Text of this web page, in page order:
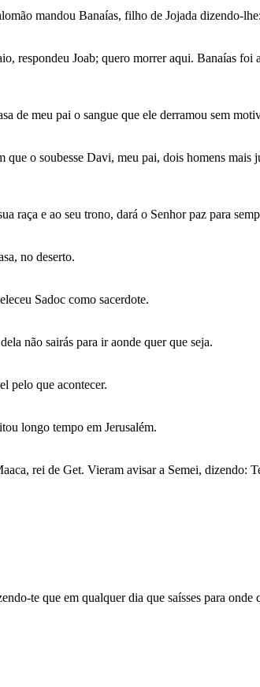
mandou Banaías, filho de Jojada dizendo-
respondeu Joab; quero morrer aqui. Banaías foi
de meu pai o sangue que ele derramou sem
o soubesse Davi, meu pai, dois homens
raça e ao seu trono, dará o Senhor paz para
no deserto.
Sadoc como sacerdote.
não sairás para ir aonde quer que seja.
pelo que acontecer.
longo tempo em Jerusalém.
rei de Get. Vieram avisar a Semei, dizendo:
te que em qualquer dia que saísses para onde